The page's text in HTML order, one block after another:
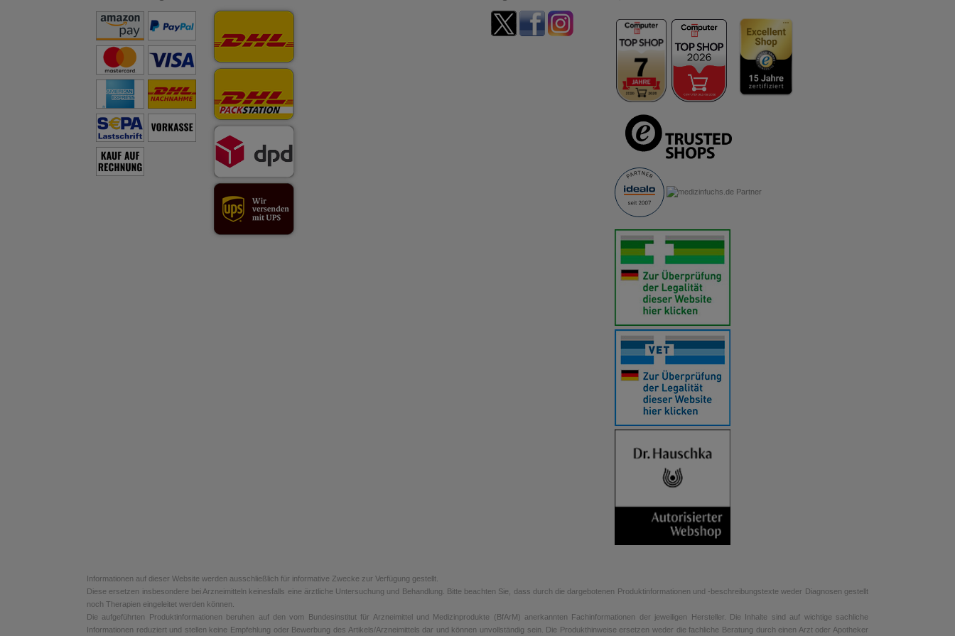
Informationen auf dieser Website werden ausschließlich für informative Zwecke zur Verfügung gestellt.
Diese ersetzen insbesondere bei Arzneimitteln keinesfalls eine ärztliche Untersuchung und Behandlung. Bitte beachten Sie, dass durch die dargebotenen Produktinformationen und -beschreibungstexte weder Diagnosen gestellt
noch Therapien eingeleitet werden können.
Die aufgeführten Produktinformationen beruhen auf den vom Bundesinstitut für Arzneimittel und Medizinprodukte (BfArM) anerkannten Fachinformationen der jeweiligen Hersteller. Die Inhalte sind auf wichtige sachliche
Informationen reduziert und stellen keine Empfehlung oder Bewerbung des Artikels/Arzneimittels dar und können unvollständig sein. Die Produkthinweise ersetzen weder die fachliche Beratung durch einen Arzt oder Apotheker